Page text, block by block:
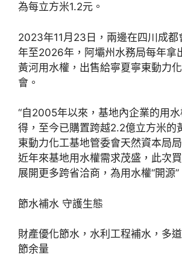
為每立方米1.2元。
2023年11月23日，兩邊在四川成
年至2026年，阿壩州水務局每年拿
黃河用水權，出售給寧夏寧東動力
會。
“自2005年以來，基地內企業的用
得，至今已購置跨越2.2億立方米的
東動力化工基地管委會天然資本局
近年來基地用水權需求茂盛，此次
展開更多跨省洽商，為用水權“開源”
節水補水 守護生態
財產優化節水，水利工程補水，多
節余量